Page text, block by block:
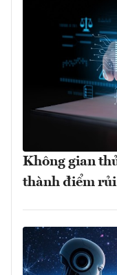
Không gian
thành điểm